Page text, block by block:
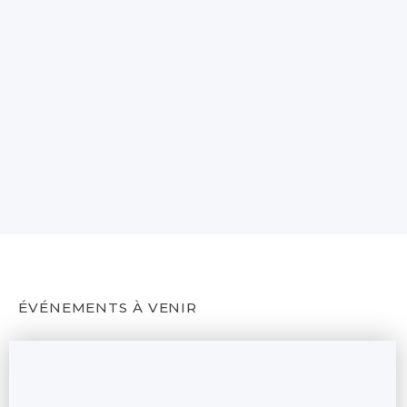
ÉVÉNEMENTS À VENIR